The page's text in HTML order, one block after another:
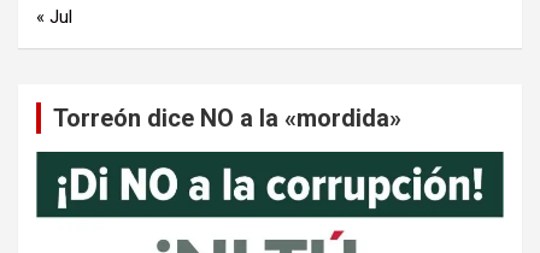
« Jul
Torreón dice NO a la «mordida»